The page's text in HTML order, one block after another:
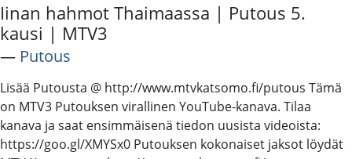
Iinan hahmot Thaimaassa | Putous 5.
kausi | MTV3
― Putous
Lisää Putousta @ http://www.mtvkatsomo.fi/putous Tämä
on MTV3 Putouksen virallinen YouTube-kanava. Tilaa
kanava ja saat ensimmäisenä tiedon uusista videoista:
https://goo.gl/XMYSx0 Putouksen kokonaiset jaksot löydät